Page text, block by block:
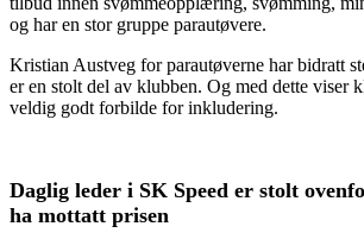
og har en stor gruppe parautøvere.
Kristian Austveg for parautøverne har bidratt
er en stolt del av klubben. Og med dette viser
veldig godt forbilde for inkludering.
Daglig leder i SK Speed er stolt
ha mottatt prisen